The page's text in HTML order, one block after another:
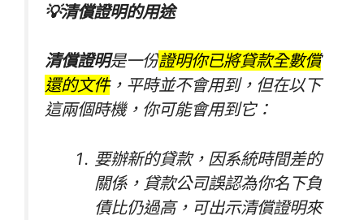
💡清償證明的用途
清償證明是一份證明你已將貸款全數償
還的文件，平時並不會用到，但在以下
這兩個時機，你可能會用到它：
要辦新的貸款，因系統時間差的
關係，貸款公司誤認為你名下負
債比仍過高，可出示清償證明來